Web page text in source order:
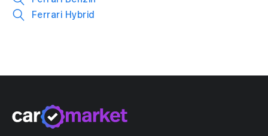
Ferrari Hybrid